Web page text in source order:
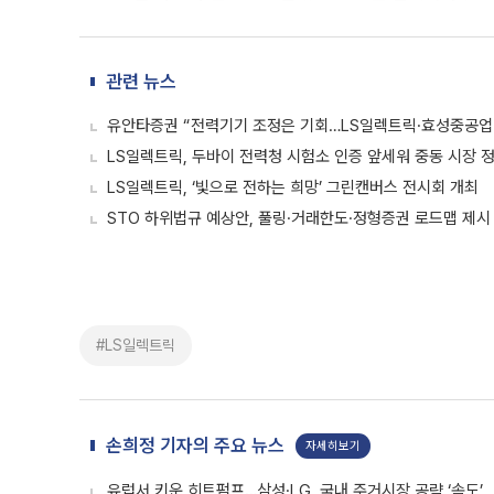
관련 뉴스
유안타증권 “전력기기 조정은 기회…LS일렉트릭·효성중공
LS일렉트릭, 두바이 전력청 시험소 인증 앞세워 중동 시장
LS일렉트릭, ‘빛으로 전하는 희망’ 그린캔버스 전시회 개최
STO 하위법규 예상안, 풀링·거래한도·정형증권 로드맵 제시
#LS일렉트릭
손희정 기자의 주요 뉴스 자세히보기